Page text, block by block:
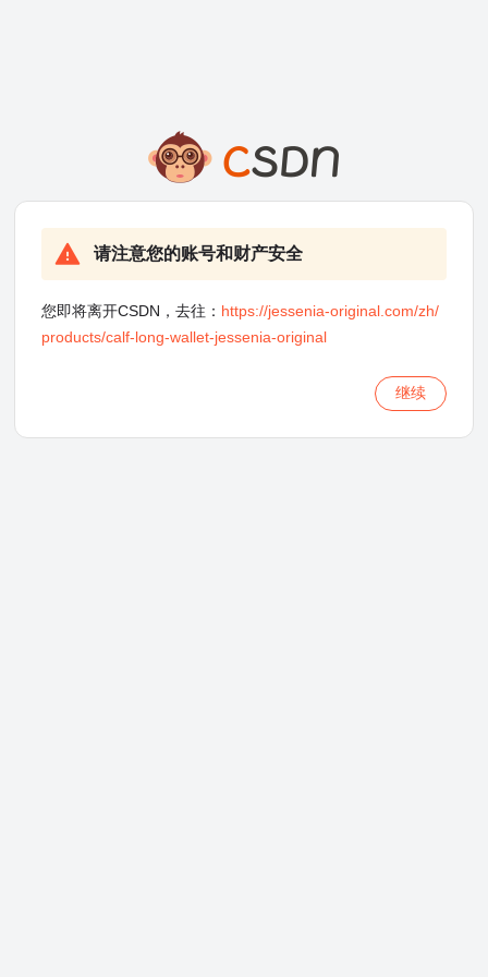
请注意您的账号和财产安全
您即将离开CSDN，去往： https://jessenia-original.com/zh/
products/calf-long-wallet-jessenia-original
继续